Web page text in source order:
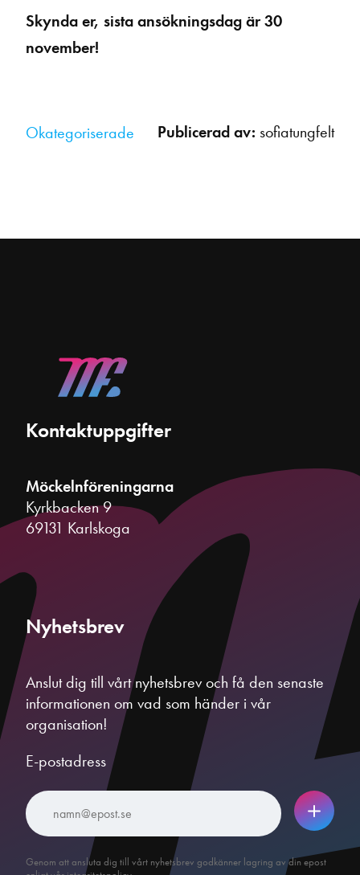
Skynda er, sista ansökningsdag är 30
november!
Okategoriserade Publicerad av: sofiatungfelt
Kontaktuppgifter
Möckelnföreningarna
Kyrkbacken 9
69131 Karlskoga
Nyhetsbrev
Anslut dig till vårt nyhetsbrev och få den senaste
informationen om vad som händer i vår
organisation!
E-postadress
Genom att ansluta dig till vårt nyhetsbrev godkänner lagring av din epost